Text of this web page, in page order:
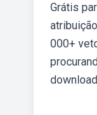
Grátis
000+